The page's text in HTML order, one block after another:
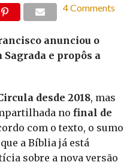
4 Comments
anunciou o
e propôs a
desde 2018, mas
no final de
com o texto, o sumo
a Bíblia já está
sobre a nova versão